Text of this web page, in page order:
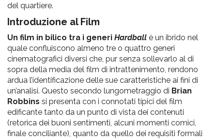
del quartiere.
Introduzione al Film
Un film in bilico tra i generi Hardball è un ibrido nel
quale confluiscono almeno tre o quattro generi
cinematografici diversi che, pur senza sollevarlo al di
sopra della media del film di intrattenimento, rendono
ardua l’identificazione delle sue caratteristiche ai fini di
un’analisi. Questo secondo lungometraggio di Brian
Robbins si presenta con i connotati tipici del film
edificante tanto da un punto di vista dei contenuti
(retorica dei buoni sentimenti, alcuni momenti comici,
finale conciliante), quanto da quello dei requisiti formali